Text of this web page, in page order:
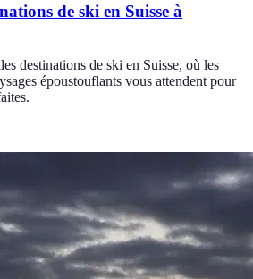
de ski en Suisse à
destinations de ski en Suisse, où les
époustouflants vous attendent pour